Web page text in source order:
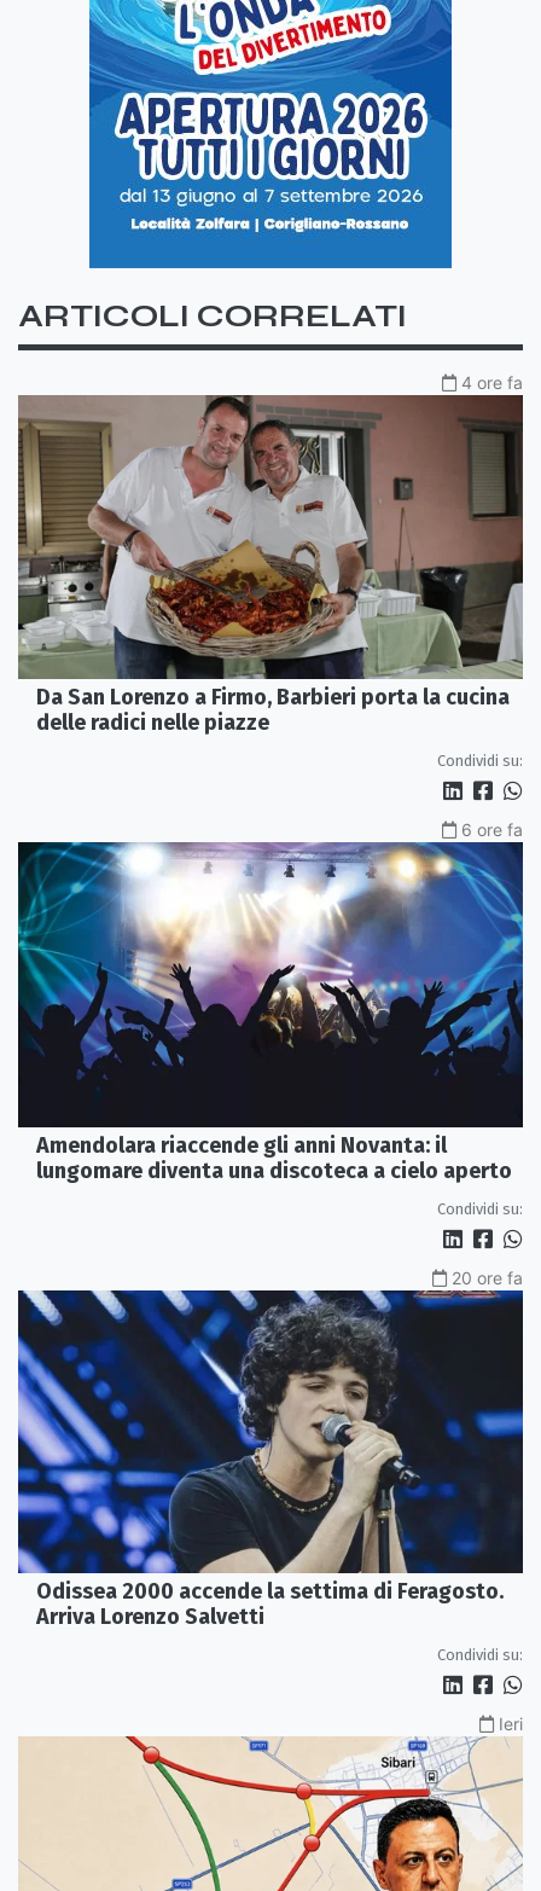
ARTICOLI CORRELATI
4 ore fa
Da San Lorenzo a Firmo, Barbieri porta la cucina
delle radici nelle piazze
Condividi su:
6 ore fa
Amendolara riaccende gli anni Novanta: il
lungomare diventa una discoteca a cielo aperto
Condividi su:
20 ore fa
Odissea 2000 accende la settima di Feragosto.
Arriva Lorenzo Salvetti
Condividi su:
Ieri